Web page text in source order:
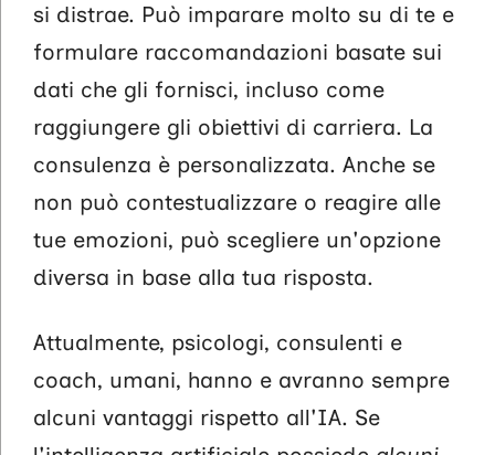
si distrae. Può imparare molto su di te e
formulare raccomandazioni basate sui
dati che gli fornisci, incluso come
raggiungere gli obiettivi di carriera. La
consulenza è personalizzata. Anche se
non può contestualizzare o reagire alle
tue emozioni, può scegliere un'opzione
diversa in base alla tua risposta.
Attualmente, psicologi, consulenti e
coach, umani, hanno e avranno sempre
alcuni vantaggi rispetto all'IA. Se